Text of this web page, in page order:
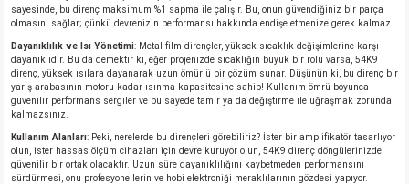
sayesinde, bu direnç maksimum %1 sapma ile çalışır. Bu, onun güvendiğiniz bir parça
olmasını sağlar; çünkü devrenizin performansı hakkında endişe etmenize gerek kalmaz.
Dayanıklılık ve Isı Yönetimi: Metal film dirençler, yüksek sıcaklık değişimlerine karşı
dayanıklıdır. Bu da demektir ki, eğer projenizde sıcaklığın büyük bir rolü varsa, 54K9
direnç, yüksek ısılara dayanarak uzun ömürlü bir çözüm sunar. Düşünün ki, bu direnç bir
yarış arabasının motoru kadar ısınma kapasitesine sahip! Kullanım ömrü boyunca
güvenilir performans sergiler ve bu sayede tamir ya da değiştirme ile uğraşmak zorunda
kalmazsınız.
Kullanım Alanları: Peki, nerelerde bu dirençleri görebiliriz? İster bir amplifikatör tasarlıyor
olun, ister hassas ölçüm cihazları için devre kuruyor olun, 54K9 direnç döngülerinizde
güvenilir bir ortak olacaktır. Uzun süre dayanıklılığını kaybetmeden performansını
sürdürmesi, onu profesyonellerin ve hobi elektroniği meraklılarının gözdesi yapıyor.